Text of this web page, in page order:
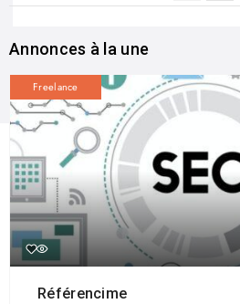
Annonces à la une
Freelance
Référencime